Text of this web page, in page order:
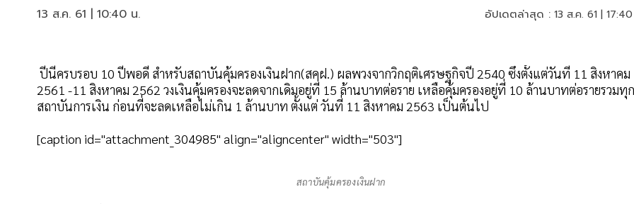
13 ส.ค. 61 | 10:40 น. อัปเดตล่าสุด : 13 ส.ค. 61 |
ปีนี้ครบรอบ 10 ปีพอดี สำหรับสถาบันคุ้มครองเงินฝาก(สคฝ.) ผลพวงจากวิกฤติเศรษฐกิจปี 2540 ซึ่งตั้งแต่วันที่ 11 สิงหาคม
2561 -11 สิงหาคม 2562 วงเงินคุ้มครองจะลดจากเดิมอยู่ที่ 15 ล้านบาทต่อราย เหลือคุ้มครองอยู่ที่ 10 ล้านบาทต่อรายรวมทุก
สถาบันการเงิน ก่อนที่จะลดเหลือไม่เกิน 1 ล้านบาท ตั้งแต่ วันที่ 11 สิงหาคม 2563 เป็นต้นไป
[caption id="attachment_304985" align="aligncenter" width="503"]
สถาบันคุ้มครองเงินฝาก